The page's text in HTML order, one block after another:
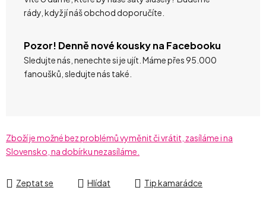
rády, když jí náš obchod doporučíte.
Pozor! Denně nové kousky na Facebooku
Sledujte nás, nenechte si je ujít. Máme přes 95.000
fanoušků, sledujte nás také.
Zboží je možné bez problémů vyměnit či vrátit, zasíláme i na
Slovensko, na dobírku nezasíláme.
Zeptat se Hlídat Tip kamarádce